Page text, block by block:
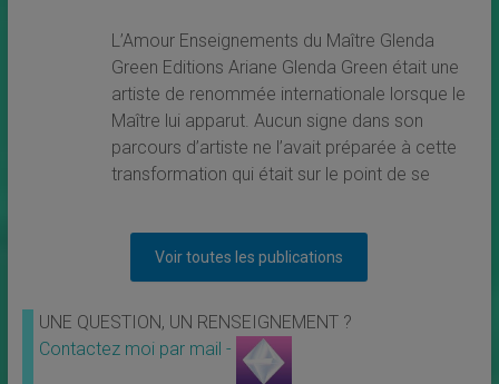
L’Amour Enseignements du Maître Glenda
Green Editions Ariane Glenda Green était une
artiste de renommée internationale lorsque le
Maître lui apparut. Aucun signe dans son
parcours d’artiste ne l’avait préparée à cette
transformation qui était sur le point de se
Voir toutes les publications
UNE QUESTION, UN RENSEIGNEMENT ?
Contactez moi par mail -